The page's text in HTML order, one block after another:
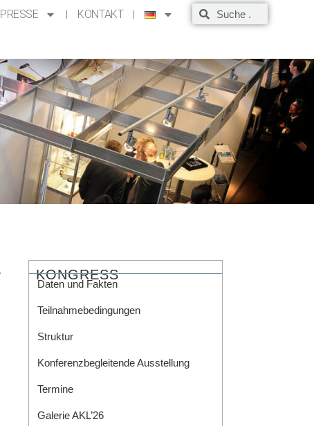
PRESSE KONTAKT
KONGRESS
Daten und Fakten
Teilnahmebedingungen
Struktur
Konferenzbegleitende Ausstellung
Termine
Galerie AKL’26